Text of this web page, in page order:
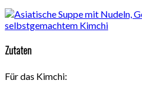
Zutaten
Für das Kimchi: